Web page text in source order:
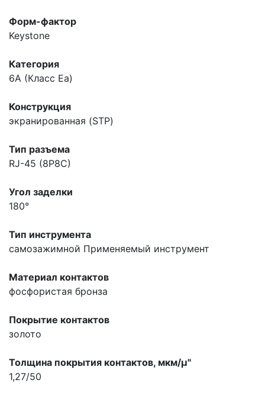
Форм-фактор
Keystone
Категория
6A (Класс Ea)
Конструкция
экранированная (STP)
Тип разъема
RJ-45 (8P8C)
Угол заделки
180°
Тип инструмента
самозажимной Применяемый инструмент
Материал контактов
фосфористая бронза
Покрытие контактов
золото
Толщина покрытия контактов, мкм/µ"
1,27/50